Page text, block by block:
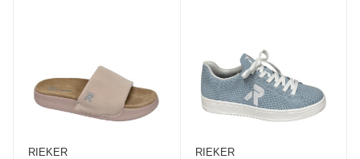
RIEKER
RIEKER